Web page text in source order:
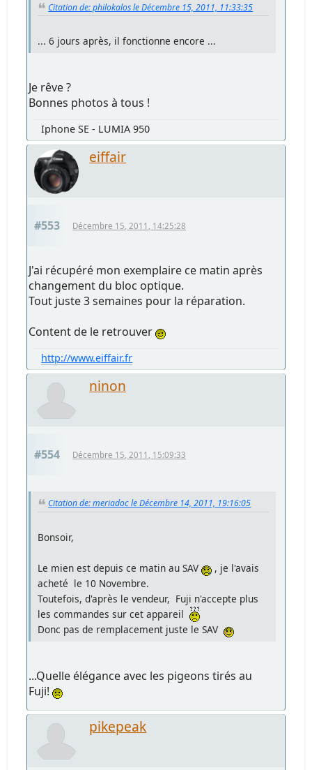
Citation de: philokalos le Décembre 15, 2011, 11:33:35
... 6 jours après, il fonctionne encore ...
Je rêve ?
Bonnes photos à tous !
Iphone SE - LUMIA 950
eiffair
#553 Décembre 15, 2011, 14:25:28
J'ai récupéré mon exemplaire ce matin après
changement du bloc optique.
Tout juste 3 semaines pour la réparation.
Content de le retrouver
http://www.eiffair.fr
ninon
#554 Décembre 15, 2011, 15:09:33
Citation de: meriadoc le Décembre 14, 2011, 19:16:05
Bonsoir,
Le mien est depuis ce matin au SAV
, je l'avais
acheté le 10 Novembre.
Toutefois, d'après le vendeur, Fuji n'accepte plus
les commandes sur cet appareil
Donc pas de remplacement juste le SAV
...Quelle élégance avec les pigeons tirés au
Fuji!
pikepeak